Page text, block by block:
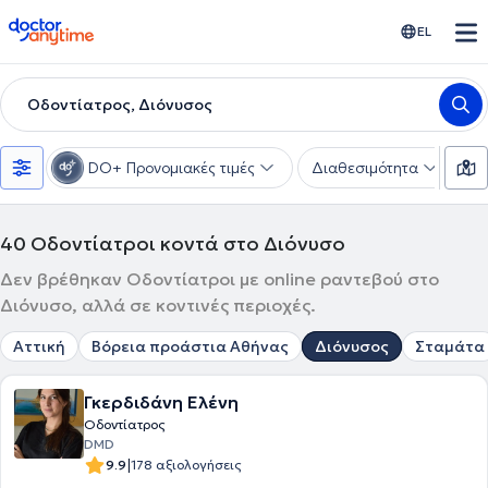
doctoranytime EL
Οδοντίατρος, Διόνυσος
DO+ Προνομιακές τιμές Διαθεσιμότητα
40 Οδοντίατροι κοντά στο Διόνυσο
Δεν βρέθηκαν Οδοντίατροι με online ραντεβού στο
Διόνυσο, αλλά σε κοντινές περιοχές.
Αττική Βόρεια προάστια Αθήνας Διόνυσος Σταμάτα
Γκερδιδάνη Ελένη
Οδοντίατρος
DMD
9.9|178 αξιολογήσεις